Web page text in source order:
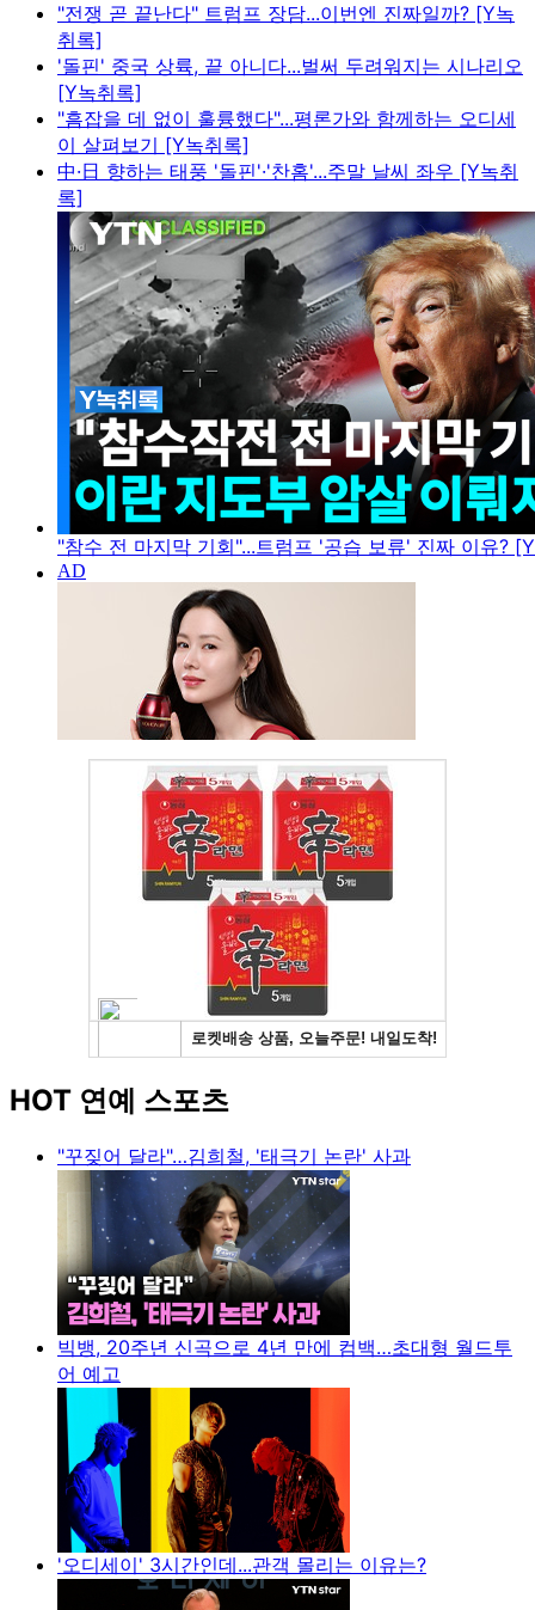
"전쟁 곧 끝난다" 트럼프 장담...이번엔 진짜일까? [Y녹
취록]
'돌핀' 중국 상륙, 끝 아니다...벌써 두려워지는 시나리오
[Y녹취록]
"흠잡을 데 없이 훌륭했다"...평론가와 함께하는 오디세
이 살펴보기 [Y녹취록]
中·日 향하는 태풍 '돌핀'·'찬홈'...주말 날씨 좌우 [Y녹취
록]
"참수 전 마지막 기회"...트럼프 '공습 보류' 진짜 이유?
HOT 연예 스포츠
"꾸짖어 달라"…김희철, '태극기 논란' 사과
빅뱅, 20주년 신곡으로 4년 만에 컴백…초대형 월드투
어 예고
'오디세이' 3시간인데...관객 몰리는 이유는?